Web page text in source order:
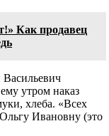
Как продавец
утром наказ
хлеба. «Всех
Ивановну (это